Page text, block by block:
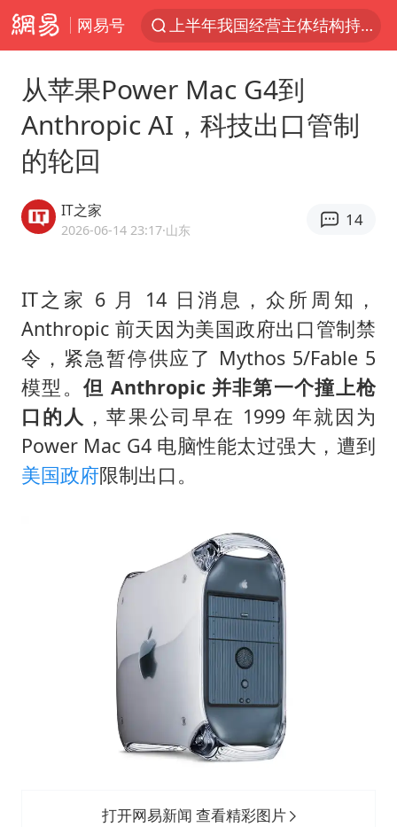
网易号
上半年我国经营主体结构持续优化
《披荆斩棘2026》阵容官宣
《龙餐馆》 冲奖
新疆一婚礼线上邀请引热议
香港刷新1884年以来最高气温纪录
国足U17与阿森纳决赛取消 并列冠军
构建更高水平的全民健身公共服务体系
曹颖儿子首次演长剧
从苹果Power Mac G4到
Anthropic AI，科技出口管制
的轮回
IT之家
2026-06-14 23:17·山东
14
IT之家 6 月 14 日消息，众所周知，
Anthropic 前天因为美国政府出口管制禁
令，紧急暂停供应了 Mythos 5/Fable 5
模型。 但 Anthropic 并非第一个撞上枪
口的人 ，苹果公司早在 1999 年就因为
Power Mac G4 电脑性能太过强大，遭到
美国政府限制出口。
打开网易新闻 查看精彩图片